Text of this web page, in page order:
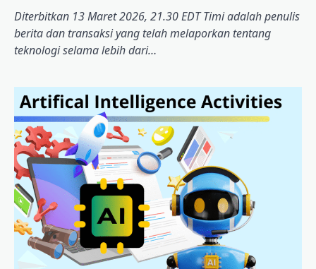
Diterbitkan 13 Maret 2026, 21.30 EDT Timi adalah penulis
berita dan transaksi yang telah melaporkan tentang
teknologi selama lebih dari…